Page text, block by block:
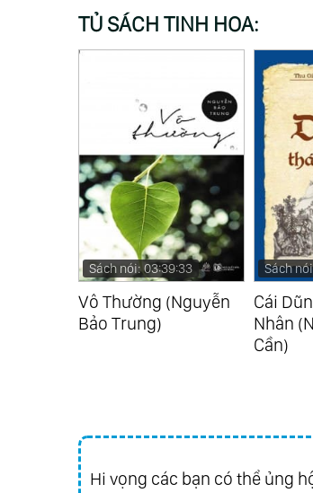
TỦ SÁCH TINH HOA:
Sách nói: 03:39:33
Vô Thường (Nguyễn
Bảo Trung)
Sách
Cái
Nhân
Cần)
Hi vọng các bạn có thể ủng